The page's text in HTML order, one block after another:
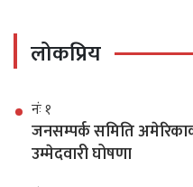
लोकप्रिय
नंः १
जनसम्पर्क समिति
उम्मेदवारी घोषणा